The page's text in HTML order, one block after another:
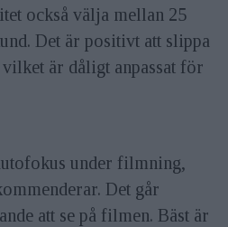
också välja mellan 25
Det är positivt att slippa
är dåligt anpassat för
under filmning,
Det går
att se på filmen. Bäst är